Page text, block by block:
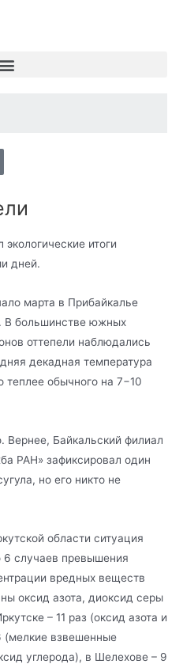
итоги
дней.
марта в Прибайкалье
В большинстве южных
оттепели наблюдались
декадная температура
теплее обычного на 7−10
Вернее, Байкальский филиал
РАН» зафиксировал один
но его никто не
области ситуация
случаев превышения
вредных веществ
оксид азота, диоксид серы
– 11 раз (оксид азота и
(мелкие взвешенные
углерода), в Шелехове – 9